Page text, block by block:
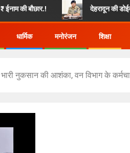
देहरादून की डोईवाला पुलिस ने अवैध
धार्मिक मनोरंजन शिक्षा
नुकसान की आशंका, वन विभाग के